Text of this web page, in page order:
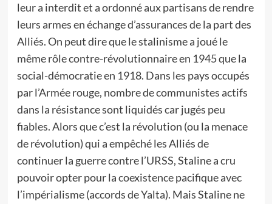
leur a interdit et a ordonné aux partisans de rendre
leurs armes en échange d’assurances de la part des
Alliés. On peut dire que le stalinisme a joué le
même rôle contre-révolutionnaire en 1945 que la
social-démocratie en 1918. Dans les pays occupés
par l’Armée rouge, nombre de communistes actifs
dans la résistance sont liquidés car jugés peu
fiables. Alors que c’est la révolution (ou la menace
de révolution) qui a empêché les Alliés de
continuer la guerre contre l’URSS, Staline a cru
pouvoir opter pour la coexistence pacifique avec
l’impérialisme (accords de Yalta). Mais Staline ne